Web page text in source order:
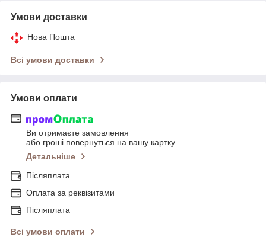
Умови доставки
Нова Пошта
Всі умови доставки
Умови оплати
Ви отримаєте замовлення
або гроші повернуться на вашу картку
Детальніше
Післяплата
Оплата за реквізитами
Післяплата
Всі умови оплати